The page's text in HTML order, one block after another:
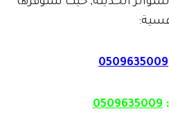
0509635009
:
0509635009